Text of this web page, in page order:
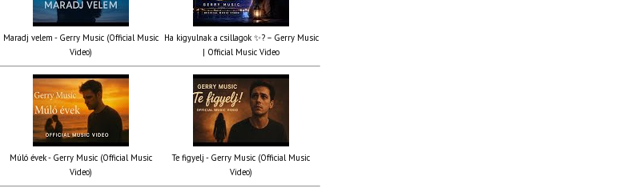
Maradj velem - Gerry Music (Official Music
Video)
Ha kigyulnak a csillagok ✨? – Gerry Music
| Official Music Video
Múló évek - Gerry Music (Official Music
Video)
Te figyelj - Gerry Music (Official Music
Video)